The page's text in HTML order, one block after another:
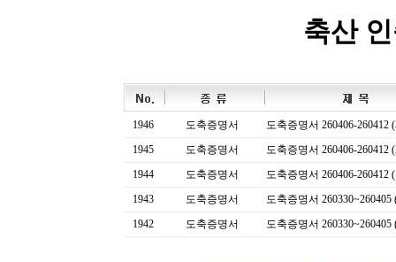
축산
1946 도축증명서
도축증명서 260406-260412
1945
도축증명서
도축증명서 260406-260412
1944
도축증명서
도축증명서 260406-260412
1943
도축증명서
도축증명서 260330~260405
1942
도축증명서 도축증명서 260330~260405